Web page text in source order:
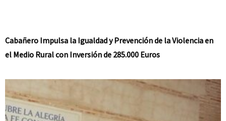
Cabañero Impulsa la Igualdad y Prevención de la Violencia en
el Medio Rural con Inversión de 285.000 Euros